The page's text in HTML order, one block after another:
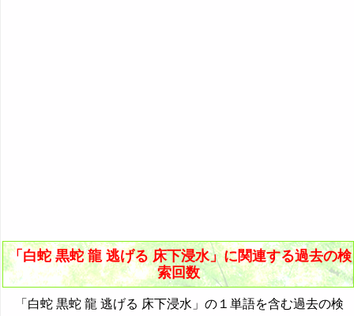
「白蛇 黒蛇 龍 逃げる 床下浸水」に関連する過去の検
索回数
「白蛇 黒蛇 龍 逃げる 床下浸水」の１単語を含む過去の検